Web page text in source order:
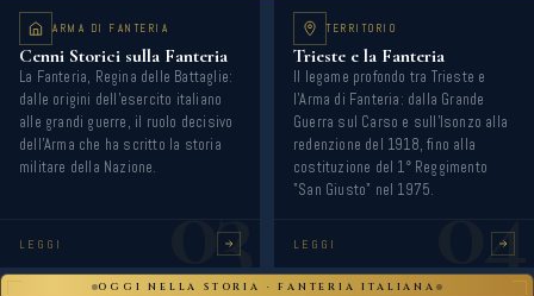
03
ARMA DI FANTERIA
Cenni Storici sulla Fanteria
La Fanteria, Regina delle Battaglie:
dalle origini dell'esercito italiano
alle grandi guerre, il ruolo decisivo
dell'Arma che ha scritto la storia
militare della Nazione.
LEGGI 04
TERRITORIO
Trieste e la Fanteria
Il legame profondo tra Trieste e
l'Arma di Fanteria: dalla Grande
Guerra sul Carso e sull'Isonzo alla
redenzione del 1918, fino alla
costituzione del 1° Reggimento
"San Giusto" nel 1975.
LEGGI
OGGI NELLA STORIA · FANTERIA ITALIANA